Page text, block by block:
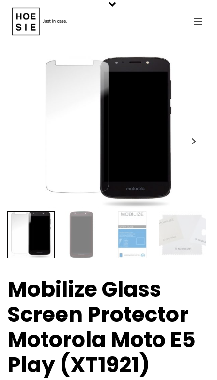
Mobilize Glass
Screen Protector
Motorola Moto E5
Play (XT1921)